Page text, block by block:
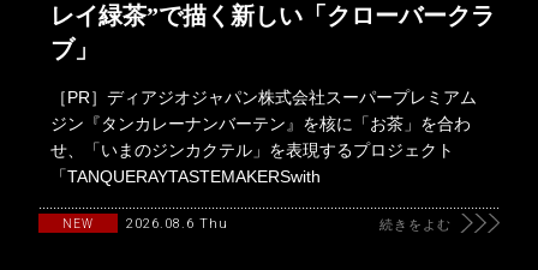
レイ緑茶”で描く新しい「クローバークラ
ブ」
［PR］ディアジオジャパン株式会社スーパープレミアム
ジン『タンカレーナンバーテン』を核に「お茶」を合わ
せ、「いまのジンカクテル」を表現するプロジェクト
「TANQUERAYTASTEMAKERSwith
NEW 2026.08.6 Thu 続きをよむ